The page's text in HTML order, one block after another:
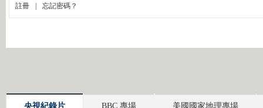
央視紀錄片 BBC 專場 美國國家地理專場